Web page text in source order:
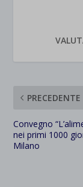
PRECEDENTE
Convegno
nei primi 1000
Milano